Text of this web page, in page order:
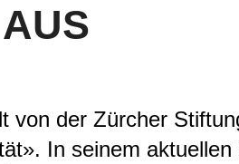
von der Zürcher
In seinem